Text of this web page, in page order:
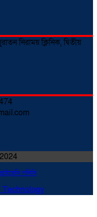
নিরাময় ক্লিনিক, দ্বিতীয়
প্রাইভেসি পলিসি
Technology